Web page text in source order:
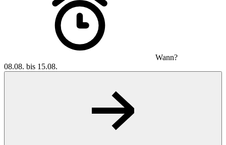
Wann?
08.08. bis 15.08.